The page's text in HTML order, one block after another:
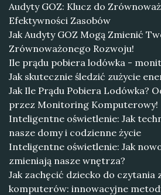
Audyty GOZ: Klucz do
Efektywności Zasobów
Jak Audyty GOZ Mogą Zmienić
Zrównoważonego Rozwoju!
Ile prądu pobiera lodówka -
Jak skutecznie śledzić zużycie
Jak Ile Prądu Pobiera Lodówka?
przez Monitoring Komputerowy!
Inteligentne oświetlenie: Jak
nasze domy i codzienne życie
Inteligentne oświetlenie: Jak
zmieniają nasze wnętrza?
Jak zachęcić dziecko do czytania
komputerów: innowacyjne